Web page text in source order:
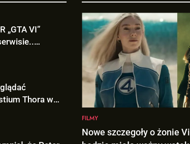
Thora w
że Peter
Man?!
FILMY
Nowe szczegoły o żonie